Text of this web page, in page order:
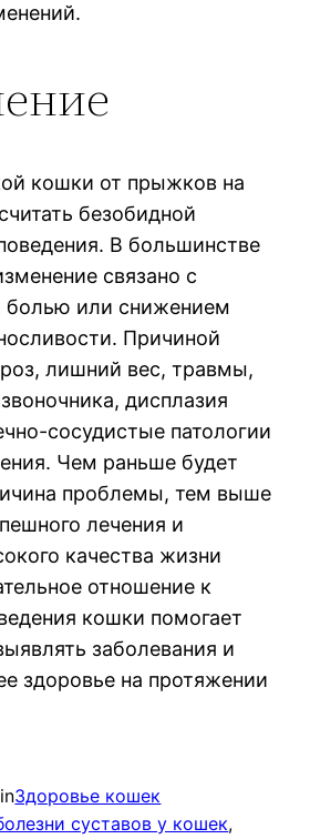
кошки от прыжков на
безобидной
В большинстве
связано с
болью или снижением
Причиной
лишний вес, травмы,
дисплазия
сосудистые патологии
Чем раньше будет
проблемы, тем выше
лечения и
качества жизни
отношение к
кошки помогает
заболевания и
здоровье на протяжении
Здоровье кошек
суставов у кошек